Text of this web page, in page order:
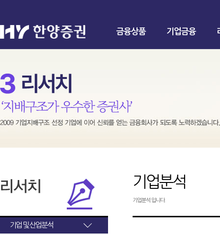
금융상품 기업금융
기업 및 산업분석
기업분석
기업분석 입니다.